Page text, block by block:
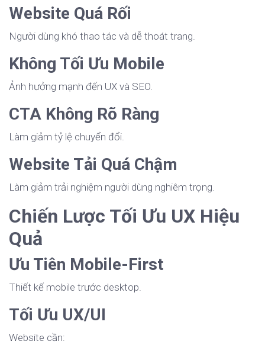
Website Quá Rối
Người dùng khó thao tác và dễ thoát trang.
Không Tối Ưu Mobile
Ảnh hưởng mạnh đến UX và SEO.
CTA Không Rõ Ràng
Làm giảm tỷ lệ chuyển đổi.
Website Tải Quá Chậm
Làm giảm trải nghiệm người dùng nghiêm trọng.
Chiến Lược Tối Ưu UX Hiệu
Quả
Ưu Tiên Mobile-First
Thiết kế mobile trước desktop.
Tối Ưu UX/UI
Website cần: